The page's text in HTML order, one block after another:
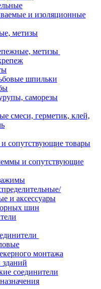
и изоляционные
метизы
метизы
шпильки
саморезы
смеси, герметик, клей,
сопутствующие товары
и сопутствующие
и аксессуары
шин
монтажа
зданий
соединители